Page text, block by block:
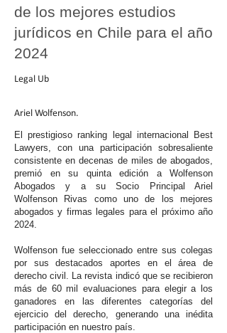
de los mejores estudios
jurídicos en Chile para el año
2024
Legal Ub
Ariel Wolfenson.
El prestigioso ranking legal internacional Best
Lawyers, con una participación sobresaliente
consistente en decenas de miles de abogados,
premió en su quinta edición a Wolfenson
Abogados y a su Socio Principal Ariel
Wolfenson Rivas como uno de los mejores
abogados y firmas legales para el próximo año
2024.
Wolfenson fue seleccionado entre sus colegas
por sus destacados aportes en el área de
derecho civil. La revista indicó que se recibieron
más de 60 mil evaluaciones para elegir a los
ganadores en las diferentes categorías del
ejercicio del derecho, generando una inédita
participación en nuestro país.